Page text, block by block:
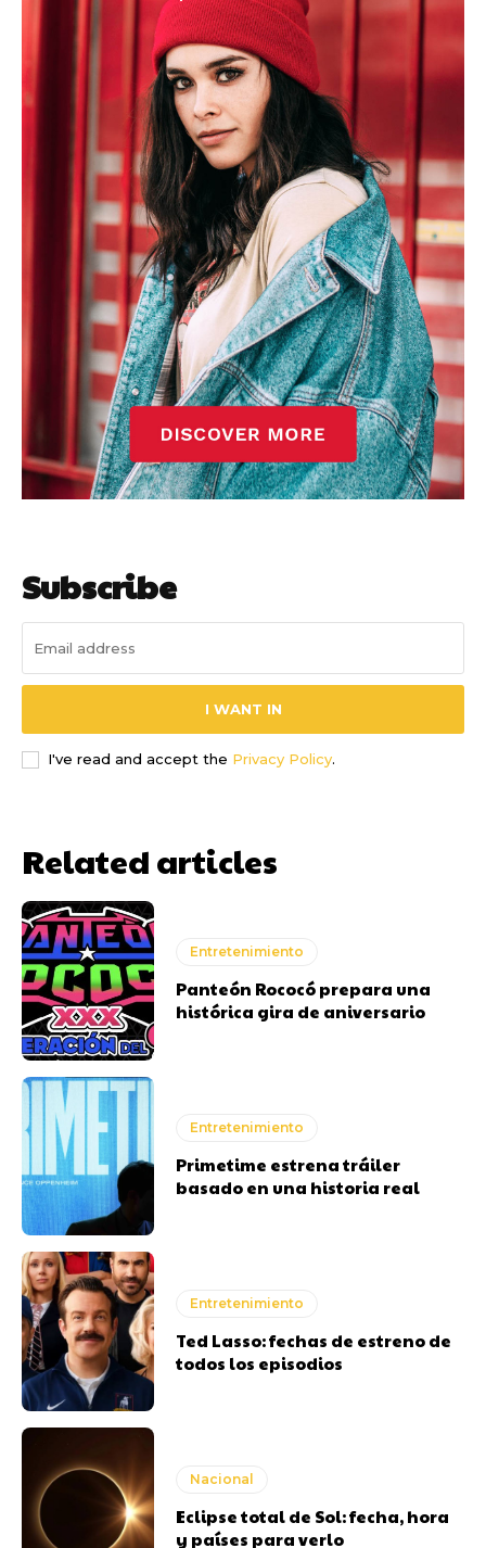
Subscribe
I WANT IN
I've read and accept the Privacy Policy.
Related articles
Entretenimiento
Panteón Rococó prepara una
histórica gira de aniversario
Entretenimiento
Primetime estrena tráiler
basado en una historia real
Entretenimiento
Ted Lasso: fechas de estreno de
todos los episodios
Nacional
Eclipse total de Sol: fecha, hora
y países para verlo